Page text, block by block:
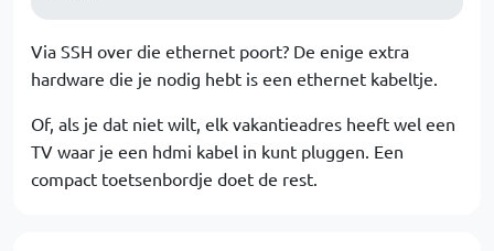
Via SSH over die ethernet poort? De enige extra
hardware die je nodig hebt is een ethernet kabeltje.
Of, als je dat niet wilt, elk vakantieadres heeft wel een
TV waar je een hdmi kabel in kunt pluggen. Een
compact toetsenbordje doet de rest.